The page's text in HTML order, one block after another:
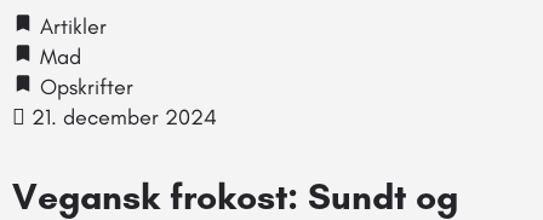
Artikler
Mad
Opskrifter
21. december 2024
Vegansk frokost: Sundt og